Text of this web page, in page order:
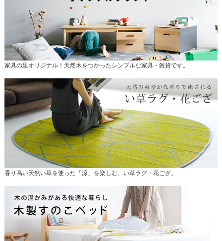
家具の里オリジナル！天然木をつかったシンプルな家具・雑貨です。
香り高い天然い草を使った「涼」を楽しむ、い草ラグ・花ござ。